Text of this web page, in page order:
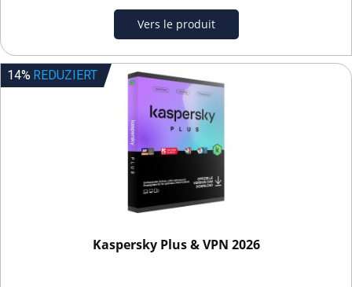
Vers le produit
14% REDUZIERT
Kaspersky Plus & VPN 2026